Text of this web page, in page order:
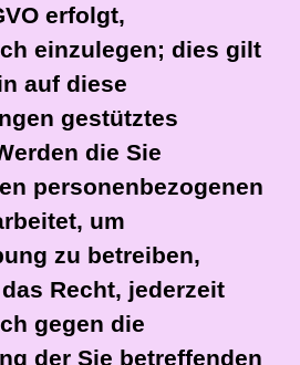
erfolgt,
einzulegen; dies gilt
auf diese
gestütztes
die Sie
personenbezogenen
um
zu betreiben,
Recht, jederzeit
gegen die
der Sie betreffenden